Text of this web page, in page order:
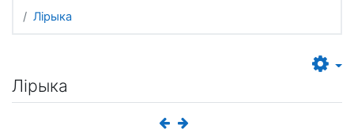
Лірыка
Лірыка